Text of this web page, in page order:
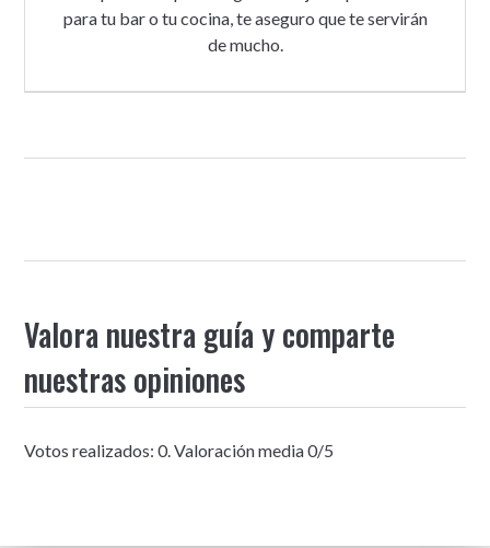
para tu bar o tu cocina, te aseguro que te servirán
de mucho.
Valora nuestra guía y comparte
nuestras opiniones
Votos realizados:0. Valoración media0/5